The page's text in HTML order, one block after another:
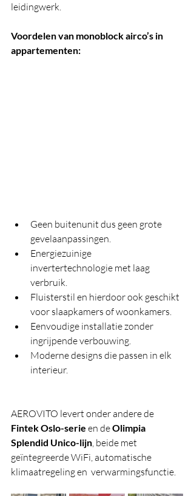
leidingwerk.
Voordelen van monoblock airco’s in
appartementen:
Geen buitenunit dus geen grote
gevelaanpassingen.
Energiezuinige
invertertechnologie met laag
verbruik.
Fluisterstil en hierdoor ook geschikt
voor slaapkamers of woonkamers.
Eenvoudige installatie zonder
ingrijpende verbouwing.
Moderne designs die passen in elk
interieur.
AEROVITO levert onder andere de
Fintek Oslo-serie en de Olimpia
Splendid Unico-lijn, beide met
geïntegreerde WiFi, automatische
klimaatregeling en  verwarmingsfunctie.